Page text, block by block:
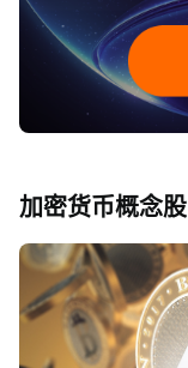
加密货币概念股